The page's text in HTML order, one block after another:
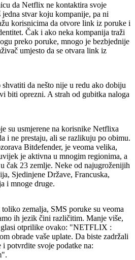
da Netflix ne kontaktira svoje
stvar koju kompanije, pa ni
korisnicima da otvore link iz poruke i
Čak i ako neka kompanija traži
preko poruke, mnogo je bezbjednije
umjesto da se otvara link iz
da nešto nije u redu ako dobiju
biti oprezni. A strah od gubitka naloga
su usmjerene na korisnike Netflixa
i ne prestaju, ali se razlikuju po obimu.
Bitdefender, je veoma velika,
je aktivna u mnogim regionima, a
čak 23 zemlje. Neke od najugroženijih
Sjedinjene Države, Francuska,
i mnoge druge.
zemalja, SMS poruke su veoma
ih jezik čini različitim. Manje više,
glasi otprilike ovako: "NETFLIX :
obrade vaše uplate. Da biste zadržali
potvrdite svoje podatke na: